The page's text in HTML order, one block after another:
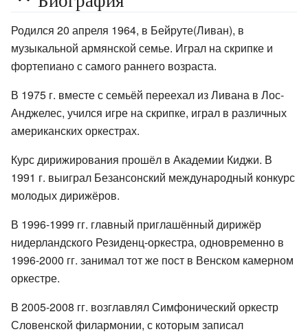
Родился 20 апреля 1964, в Бейруте(Ливан), в
музыкальной армянской семье. Играл на скрипке и
фортепиано с самого раннего возраста.
В 1975 г. вместе с семьёй переехал из Ливана в Лос-
Анджелес, учился игре на скрипке, играл в различных
американских оркестрах.
Курс дирижирования прошёл в Академии Киджи. В
1991 г. выиграл Безансонский международный конкурс
молодых дирижёров.
В 1996-1999 гг. главный приглашённый дирижёр
нидерландского Резиденц-оркестра, одновременно в
1996-2000 гг. занимал тот же пост в Венском камерном
оркестре.
В 2005-2008 гг. возглавлял Симфонический оркестр
Словенской филармонии, с которым записал